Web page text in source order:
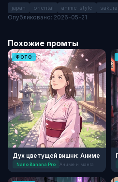
japan oriental anime-style sakura
Опубликовано: 2026-05-21
Похожие промты
ФОТО
Дух цветущей вишни: Аниме
Nano Banana Pro Аниме и манга